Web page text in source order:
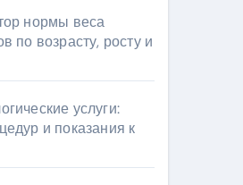
нормы веса
по возрасту, росту и
услуги:
и показания к